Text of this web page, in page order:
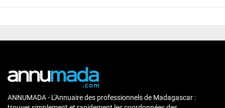
ANNUMADA - L'Annuaire des professionnels de Madagascar :